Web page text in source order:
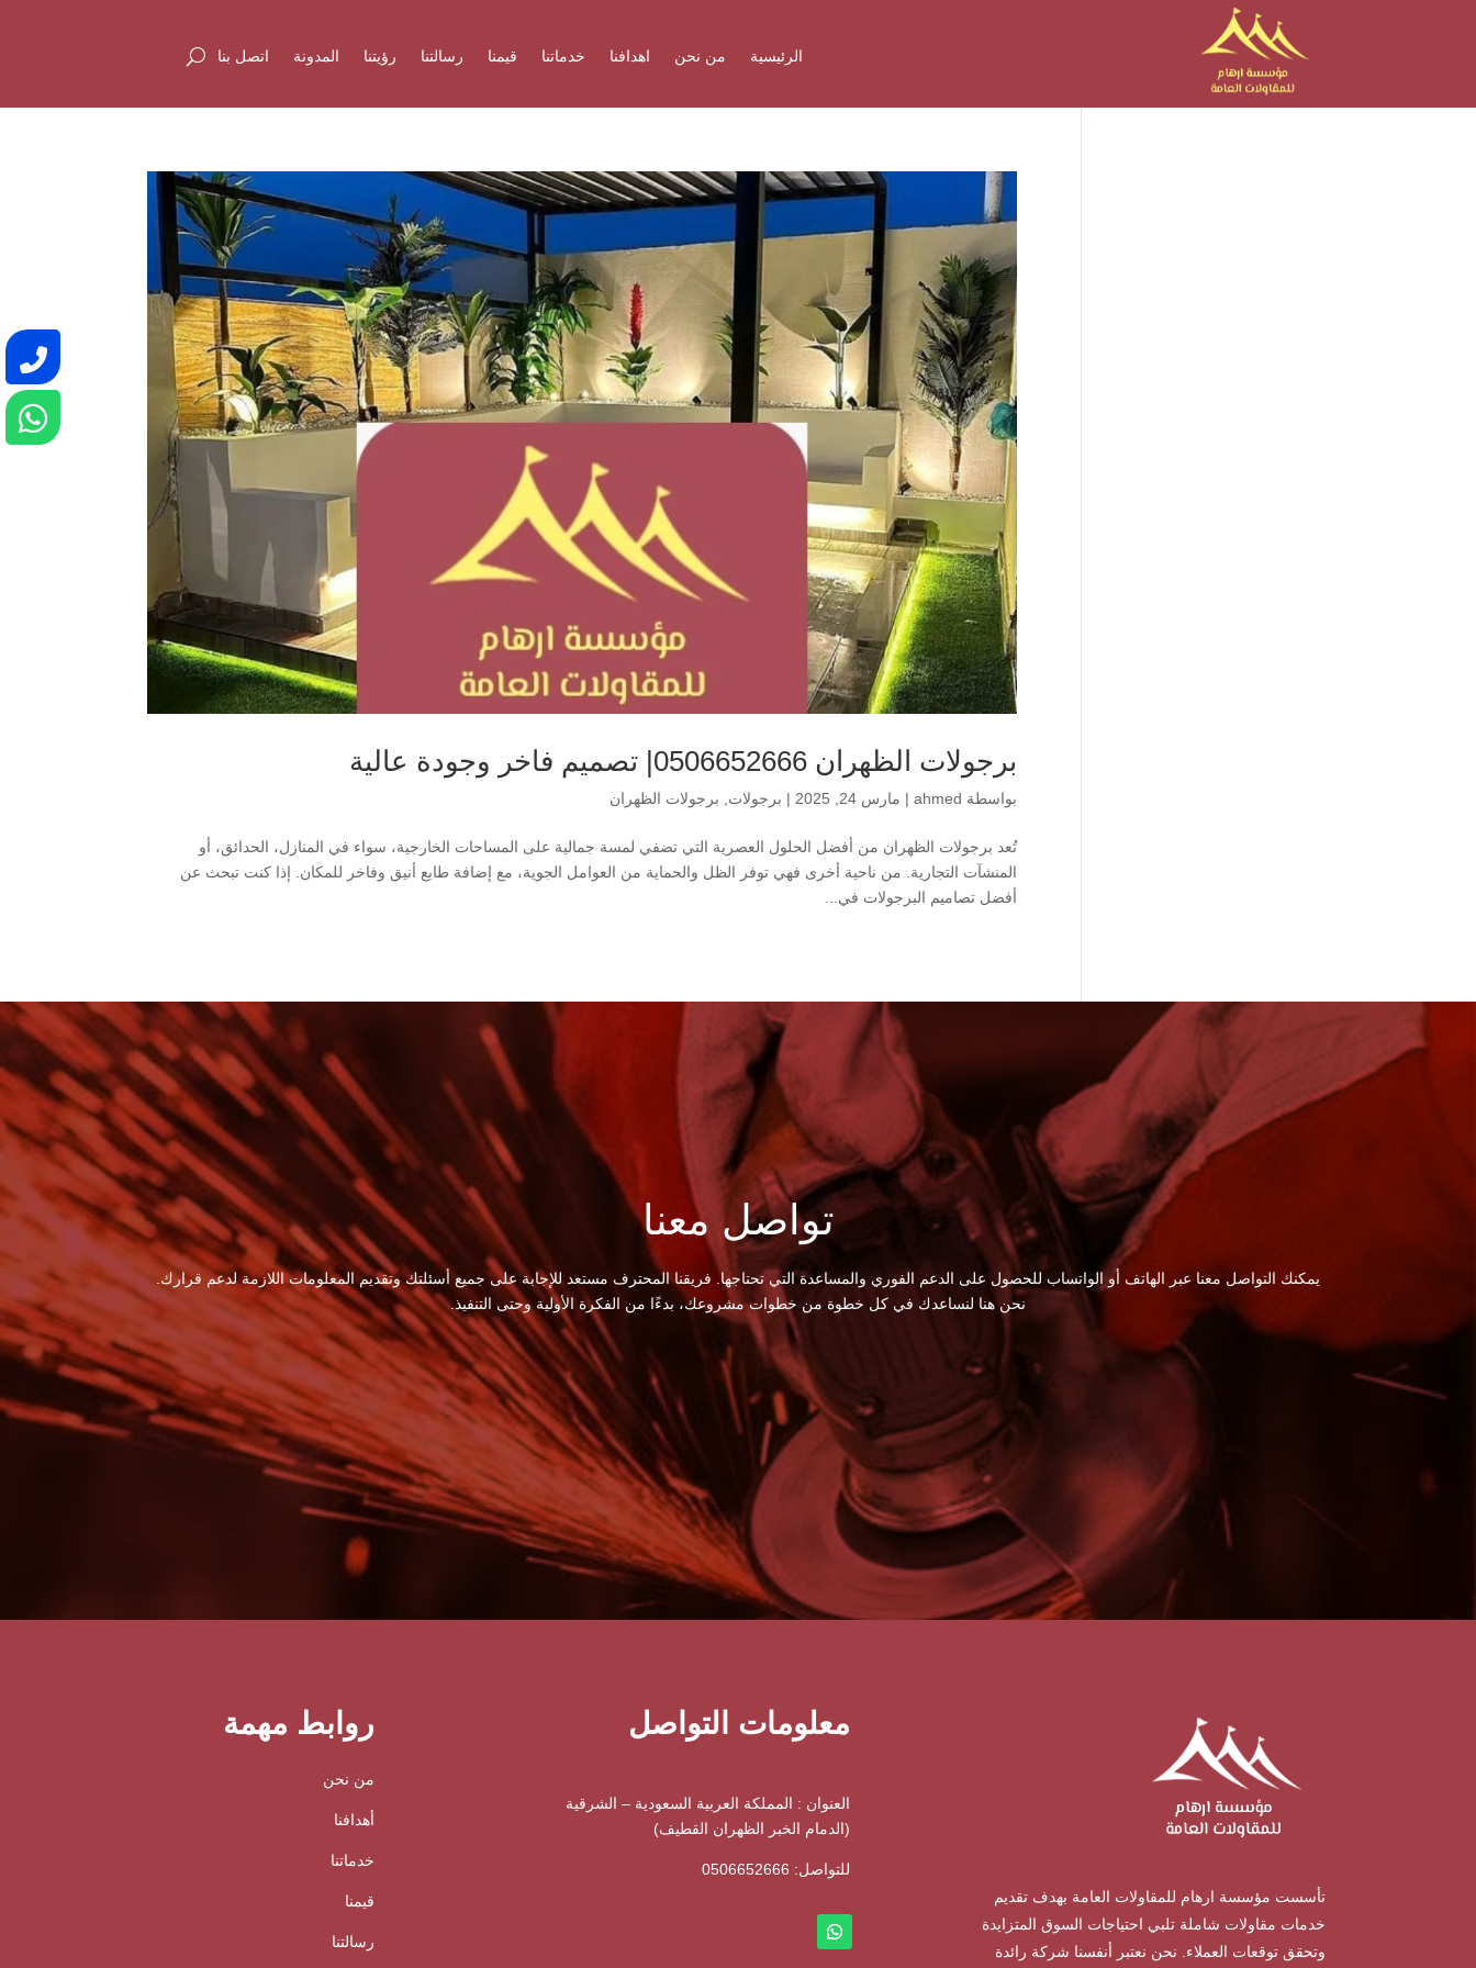
الرئيسية من نحن اهدافنا خدماتنا قيمنا رسالتنا رؤيتنا المدونة اتصل بنا
برجولات الظهران 0506652666| تصميم فاخر وجودة عالية
بواسطة ahmed
| مارس 24, 2025 | برجولات, برجولات الظهران
تُعد برجولات الظهران من أفضل الحلول العصرية التي تضفي لمسة جمالية على المساحات الخارجية، سواء في المنازل، الحدائق، أو
المنشآت التجارية. من ناحية أخرى فهي توفر الظل والحماية من العوامل الجوية، مع إضافة طابع أنيق وفاخر للمكان. إذا كنت تبحث عن
أفضل تصاميم البرجولات في...
تواصل معنا
يمكنك التواصل معنا عبر الهاتف أو الواتساب للحصول على الدعم الفوري والمساعدة التي تحتاجها. فريقنا المحترف مستعد للإجابة على جميع أسئلتك وتقديم المعلومات اللازمة لدعم قرارك.
نحن هنا لنساعدك في كل خطوة من خطوات مشروعك، بدءًا من الفكرة الأولية وحتى التنفيذ.
روابط مهمة
من نحن
أهدافنا
خدماتنا
قيمنا
رسالتنا
معلومات التواصل
العنوان : المملكة العربية السعودية – الشرقية
(الدمام الخبر الظهران القطيف)
للتواصل: ⁦ 0506652666
تأسست مؤسسة ارهام للمقاولات العامة بهدف تقديم
خدمات مقاولات شاملة تلبي احتياجات السوق المتزايدة
وتحقق توقعات العملاء. نحن نعتبر أنفسنا شركة رائدة